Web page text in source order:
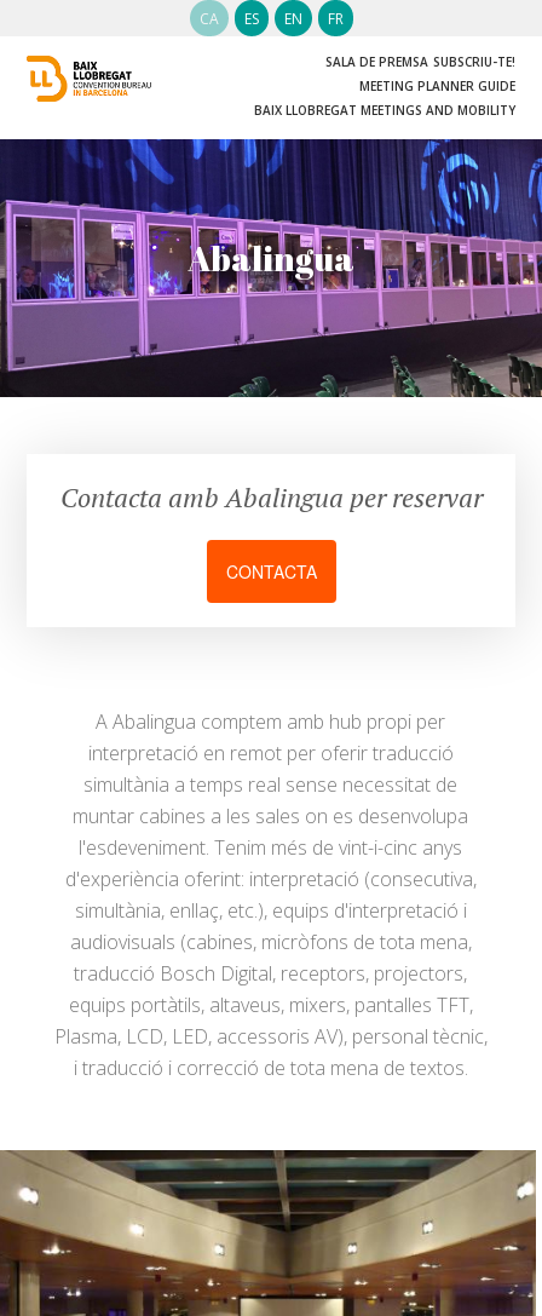
SALA DE PREMSA SUBSCRIU-TE!
MEETING PLANNER GUIDE
BAIX LLOBREGAT MEETINGS AND MOBILITY
CA ES EN FR
Abalingua
Contacta amb Abalingua per reservar
CONTACTA
A Abalingua comptem amb hub propi per
interpretació en remot per oferir traducció
simultània a temps real sense necessitat de
muntar cabines a les sales on es desenvolupa
l'esdeveniment. Tenim més de vint-i-cinc anys
d'experiència oferint: interpretació (consecutiva,
simultània, enllaç, etc.), equips d'interpretació i
audiovisuals (cabines, micròfons de tota mena,
traducció Bosch Digital, receptors, projectors,
equips portàtils, altaveus, mixers, pantalles TFT,
Plasma, LCD, LED, accessoris AV), personal tècnic,
i traducció i correcció de tota mena de textos.